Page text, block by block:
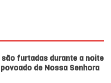
são furtadas durante a noite
de Nossa Senhora